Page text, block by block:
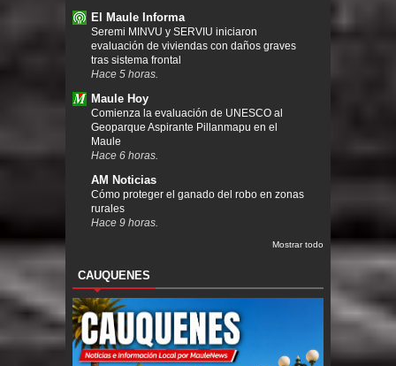
El Maule Informa
Seremi MINVU y SERVIU iniciaron
evaluación de viviendas con daños graves
tras sistema frontal
Hace 5 horas.
Maule Hoy
Comienza la evaluación de UNESCO al
Geoparque Aspirante Pillanmapu en el
Maule
Hace 6 horas.
AM Noticias
Cómo proteger el ganado del robo en zonas
rurales
Hace 9 horas.
Mostrar todo
CAUQUENES